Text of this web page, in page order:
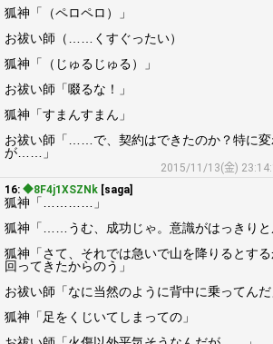
狐神「（ペロペロ）」
お祓い師（……くすぐったい）
狐神「（じゅるじゅる）」
お祓い師「啜るな！」
狐神「すまんすまん」
お祓い師「……で、契約はできたのか？特に変
が……」
2015/11/13(金)
16: ◆8F4j1XSZNk [saga]
狐神「…………」
狐神「……うむ、成功じゃ。意識がはっきりと
狐神「さて、それでは急いで山を降りるとす
回ってきたからのう」
お祓い師「なに当然のように背中に乗ってんだ
狐神「足をくじいてしまっての」